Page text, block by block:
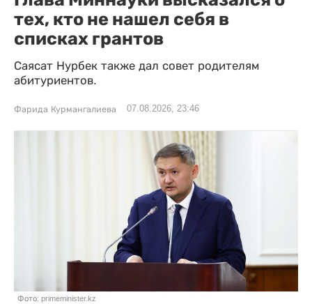
тех, кто не нашел себя в
списках грантов
Саясат Нурбек также дал совет родителям
абитуриентов.
Фарида Курмангалиева 07.08.2026, 23:46
Фото: primeminister.kz